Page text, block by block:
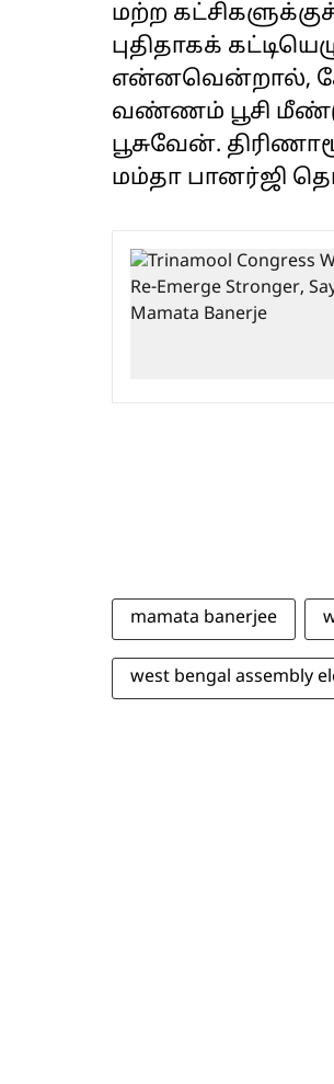
மற்ற
புதிதாகக்
என்னவென்றால்,
வண்ணம் பூசி
பூசுவேன்.
மம்தா பானர்ஜி
mamata banerjee
west bengal assembly